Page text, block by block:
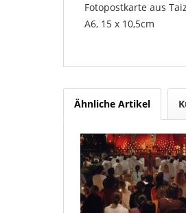
Fotopostkarte aus
A6, 15 x 10,5cm
Ähnliche Artikel